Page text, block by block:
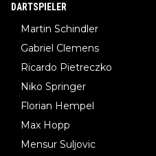
DARTSPIELER
Martin Schindler
Gabriel Clemens
Ricardo Pietreczko
Niko Springer
Florian Hempel
Max Hopp
Mensur Suljovic